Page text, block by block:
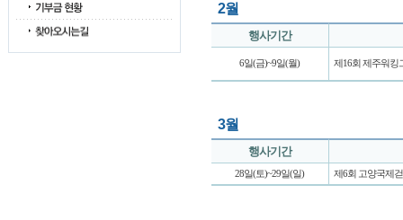
2월
행사기간
6일(금)~9일(월) 제16회 제주워킹
3월
행사기간
28일(토)~29일(일) 제6회 고양국제